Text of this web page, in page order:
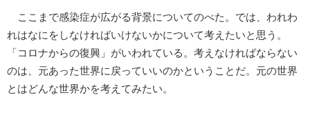
ここまで感染症が広がる背景についてのべた。では、われわ
れはなにをしなければいけないかについて考えたいと思う。
「コロナからの復興」がいわれている。考えなければならない
のは、元あった世界に戻っていいのかということだ。元の世界
とはどんな世界かを考えてみたい。